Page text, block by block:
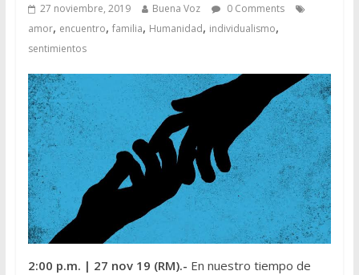
27 noviembre, 2019 Buena Voz
0 Comments
amor, encuentro, familia, Humanidad, individualismo,
sentimientos
2:00 p.m. | 27 nov 19 (RM).- En nuestro tiempo de